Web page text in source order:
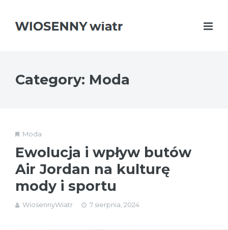
Category: Moda
Moda
Ewolucja i wpływ butów
Air Jordan na kulturę
mody i sportu
WiosennyWiatr 7 sierpnia, 2024